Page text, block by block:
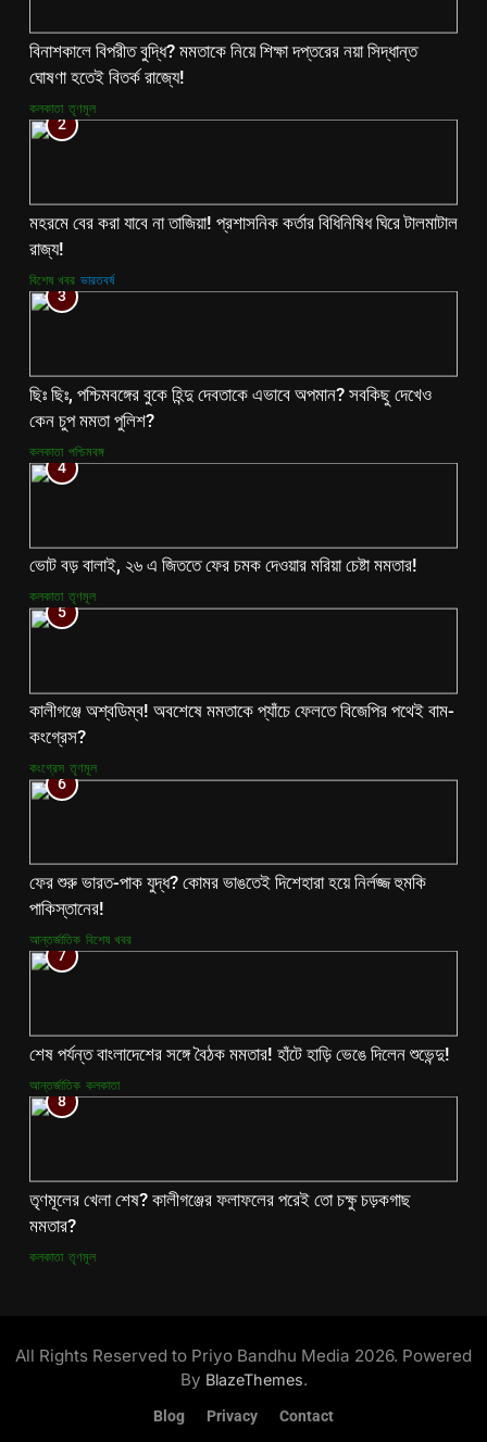
বিনাশকালে বিপরীত বুদ্ধি? মমতাকে নিয়ে শিক্ষা দপ্তরের নয়া সিদ্ধান্ত
ঘোষণা হতেই বিতর্ক রাজ্যে!
কলকাতা তৃণমূল
2
মহরমে বের করা যাবে না তাজিয়া! প্রশাসনিক কর্তার বিধিনিষিধ ঘিরে টালমাটাল
রাজ্য!
বিশেষ খবর ভারতবর্ষ
3
ছিঃ ছিঃ, পশ্চিমবঙ্গের বুকে হিন্দু দেবতাকে এভাবে অপমান? সবকিছু দেখেও
কেন চুপ মমতা পুলিশ?
কলকাতা পশ্চিমবঙ্গ
4
ভোট বড় বালাই, ২৬ এ জিততে ফের চমক দেওয়ার মরিয়া চেষ্টা মমতার!
কলকাতা তৃণমূল
5
কালীগঞ্জে অশ্বডিম্ব! অবশেষে মমতাকে প্যাঁচে ফেলতে বিজেপির পথেই বাম-
কংগ্রেস?
কংগ্রেস তৃণমূল
6
ফের শুরু ভারত-পাক যুদ্ধ? কোমর ভাঙতেই দিশেহারা হয়ে নির্লজ্জ হুমকি
পাকিস্তানের!
আন্তর্জাতিক বিশেষ খবর
7
শেষ পর্যন্ত বাংলাদেশের সঙ্গে বৈঠক মমতার! হাঁটে হাড়ি ভেঙে দিলেন শুভেন্দু!
আন্তর্জাতিক কলকাতা
8
তৃণমূলের খেলা শেষ? কালীগঞ্জের ফলাফলের পরেই তো চক্ষু চড়কগাছ
মমতার?
কলকাতা তৃণমূল
All Rights Reserved to Priyo Bandhu Media 2026. Powered
By BlazeThemes.
Blog Privacy Contact